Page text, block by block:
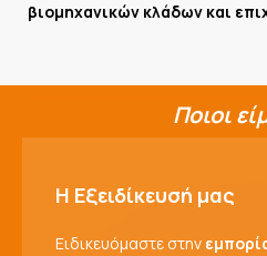
βιομηχανικών κλάδων και
Ποιοι
Η Εξειδίκευσή μας
Ειδικευόμαστε στην